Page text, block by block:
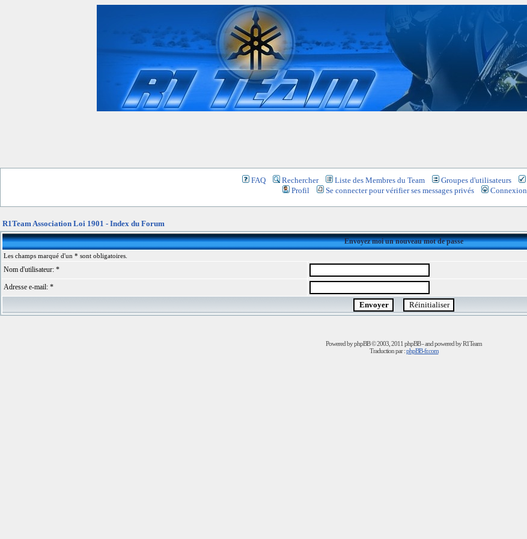
FAQ Rechercher Liste des Membres du Team Groupes d'utilisateurs
Profil
Se connecter pour vérifier ses messages privés Connexion
R1Team Association Loi 1901 - Index du Forum
Envoyez moi un nouveau mot de passe
Les champs marqué d'un * sont obligatoires.
Nom d'utilisateur: *
Adresse e-mail: *
Powered byphpBB© 2003, 2011 phpBB - and powered by R1Team
Traduction par :phpBB-fr.com